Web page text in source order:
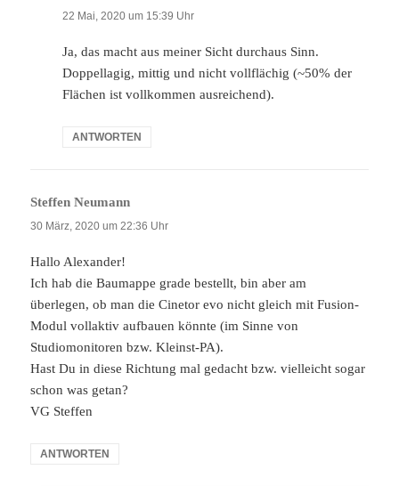
22 Mai, 2020 um 15:39 Uhr
Ja, das macht aus meiner Sicht durchaus Sinn.
Doppellagig, mittig und nicht vollflächig (~50% der
Flächen ist vollkommen ausreichend).
ANTWORTEN
Steffen Neumann
30 März, 2020 um 22:36 Uhr
Hallo Alexander!
Ich hab die Baumappe grade bestellt, bin aber am
überlegen, ob man die Cinetor evo nicht gleich mit Fusion-
Modul vollaktiv aufbauen könnte (im Sinne von
Studiomonitoren bzw. Kleinst-PA).
Hast Du in diese Richtung mal gedacht bzw. vielleicht sogar
schon was getan?
VG Steffen
ANTWORTEN